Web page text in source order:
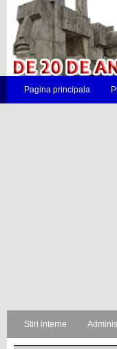
Pagina principala
Stiri interne